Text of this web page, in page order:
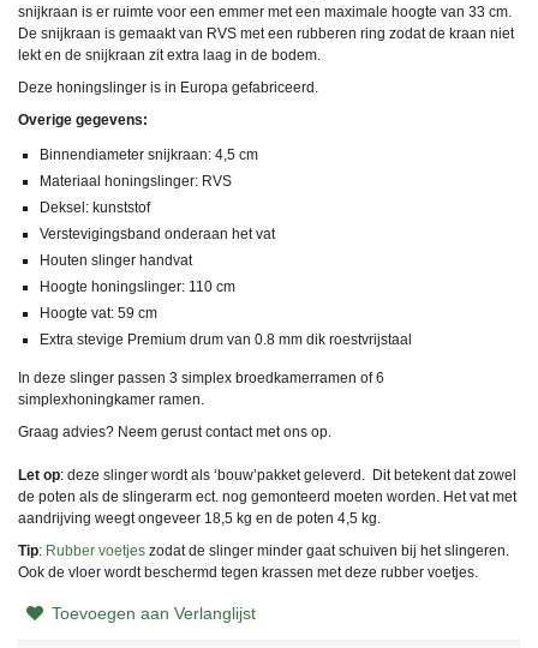
snijkraan is er ruimte voor een emmer met een maximale hoogte van 33 cm.
De snijkraan is gemaakt van RVS met een rubberen ring zodat de kraan niet
lekt en de snijkraan zit extra laag in de bodem.
Deze honingslinger is in Europa gefabriceerd.
Overige gegevens:
Binnendiameter snijkraan: 4,5 cm
Materiaal honingslinger: RVS
Deksel: kunststof
Verstevigingsband onderaan het vat
Houten slinger handvat
Hoogte honingslinger: 110 cm
Hoogte vat: 59 cm
Extra stevige Premium drum van 0.8 mm dik roestvrijstaal
In deze slinger passen 3 simplex broedkamerramen of 6
simplexhoningkamer ramen.
Graag advies? Neem gerust contact met ons op.
Let op: deze slinger wordt als ‘bouw’pakket geleverd. Dit betekent dat zowel
de poten als de slingerarm ect. nog gemonteerd moeten worden. Het vat met
aandrijving weegt ongeveer 18,5 kg en de poten 4,5 kg.
Tip: Rubber voetjes zodat de slinger minder gaat schuiven bij het slingeren.
Ook de vloer wordt beschermd tegen krassen met deze rubber voetjes.
Toevoegen aan Verlanglijst